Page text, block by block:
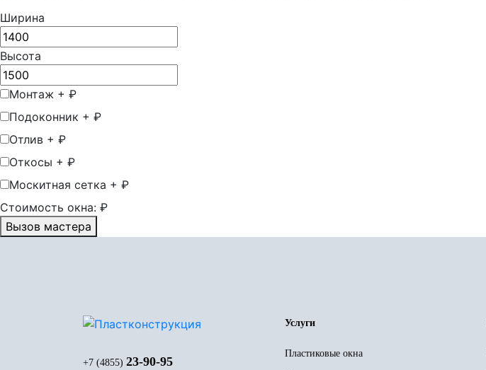
Ширина
Высота
Монтаж + ₽
Подоконник + ₽
Отлив + ₽
Откосы + ₽
Москитная сетка + ₽
Стоимость окна: ₽
Вызов мастера
+7 (4855) 23-90-95
Услуги
Пластиковые окна